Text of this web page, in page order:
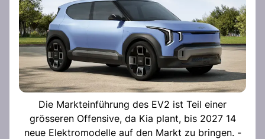
Die Markteinführung des EV2 ist Teil einer
grösseren Offensive, da Kia plant, bis 2027 14
neue Elektromodelle auf den Markt zu bringen. -